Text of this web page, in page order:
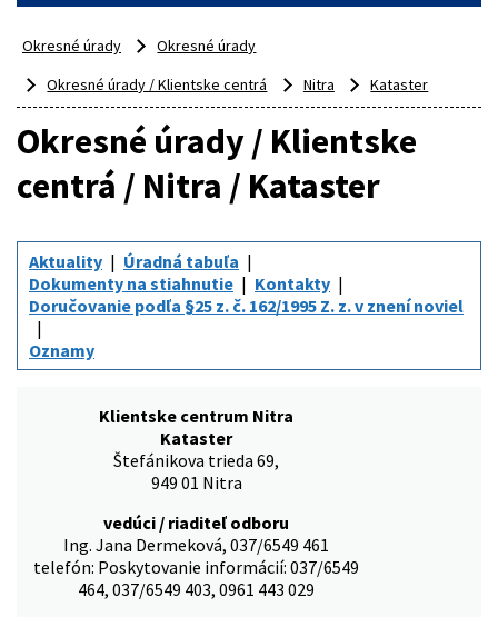
Okresné úrady
Okresné úrady
Okresné úrady / Klientske centrá
Nitra Kataster
Okresné úrady / Klientske
centrá / Nitra / Kataster
Aktuality
Úradná tabuľa
Dokumenty na stiahnutie
Kontakty
Doručovanie podľa §25 z. č. 162/1995 Z. z. v znení noviel
Oznamy
Klientske centrum Nitra
Kataster
Štefánikova trieda 69,
949 01 Nitra
vedúci / riaditeľ odboru
Ing. Jana Dermeková, 037/6549 461
telefón: Poskytovanie informácií: 037/6549
464, 037/6549 403, 0961 443 029